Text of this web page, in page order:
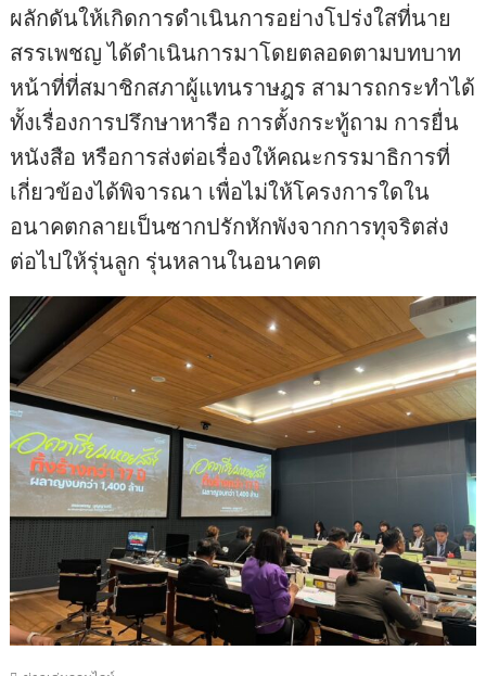
ผลักดันให้เกิดการดำเนินการอย่างโปร่งใสที่นาย
สรรเพชญ ได้ดำเนินการมาโดยตลอดตามบทบาท
หน้าที่ที่สมาชิกสภาผู้แทนราษฎร สามารถกระทำได้
ทั้งเรื่องการปรึกษาหารือ การตั้งกระทู้ถาม การยื่น
หนังสือ หรือการส่งต่อเรื่องให้คณะกรรมาธิการที่
เกี่ยวข้องได้พิจารณา เพื่อไม่ให้โครงการใดใน
อนาคตกลายเป็นซากปรักหักพังจากการทุจริตส่ง
ต่อไปให้รุ่นลูก รุ่นหลานในอนาคต